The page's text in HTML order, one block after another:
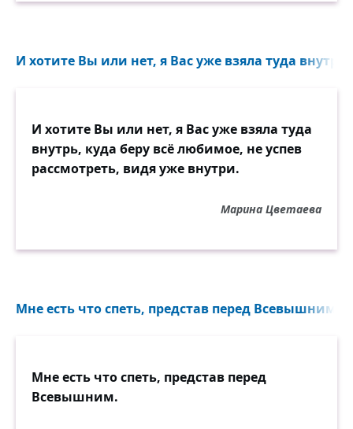
И хотите Вы или нет, я Вас уже взяла туда
И хотите Вы или нет, я Вас уже взяла туда
внутрь, куда беру всё любимое, не успев
рассмотреть, видя уже внутри.
Марина Цветаева
Мне есть что спеть, представ перед Всевышним...
Мне есть что спеть, представ перед
Всевышним.